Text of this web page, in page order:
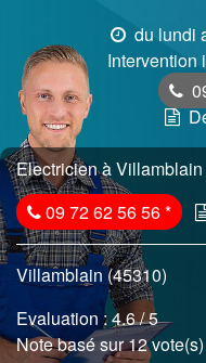
du lundi
Intervention
Electricien à
09 72 62 56 56*
Villamblain (45310)
Evaluation :4.6/ 5
Note basé sur 12 vote(s)